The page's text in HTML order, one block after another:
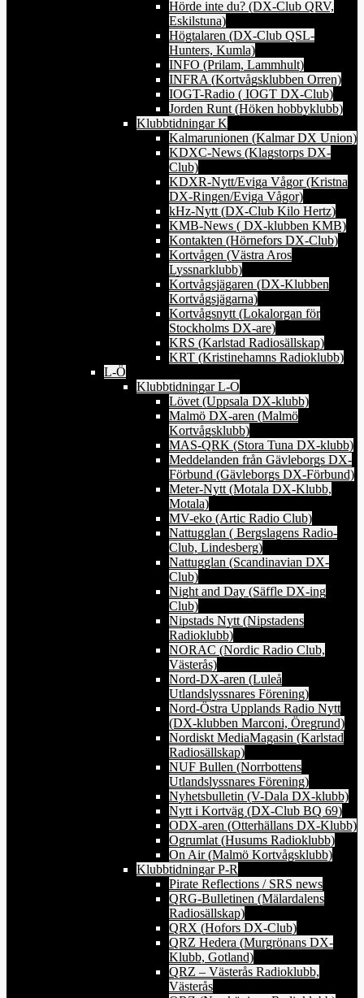
Hörde inte du? (DX-Club QRV,
Eskilstuna)
Högtalaren (DX-Club QSL-
Hunters, Kumla)
INFO (Prilam, Lammhult)
INFRA (Kortvågsklubben Orren)
IOGT-Radio ( IOGT DX-Club)
Jorden Runt (Höken hobbyklubb)
Klubbtidningar K
Kalmarunionen (Kalmar DX Union)
KDXC-News (Klagstorps DX-
Club)
KDXR-Nytt/Eviga Vågor (Kristna
DX-Ringen/Eviga Vågor)
kHz-Nytt (DX-Club Kilo Hertz)
KMB-News ( DX-klubben KMB)
Kontakten (Hörnefors DX-Club)
Kortvågen (Västra Aros
Lyssnarklubb)
Kortvågsjägaren (DX-Klubben
Kortvågsjägarna)
Kortvågsnytt (Lokalorgan för
Stockholms DX-are)
KRS (Karlstad Radiosällskap)
KRT (Kristinehamns Radioklubb)
L-Ö
Klubbtidningar L-O
Lövet (Uppsala DX-klubb)
Malmö DX-aren (Malmö
Kortvågsklubb)
MAS-QRK (Stora Tuna DX-klubb)
Meddelanden från Gävleborgs DX-
Förbund (Gävleborgs DX-Förbund)
Meter-Nytt (Motala DX-Klubb,
Motala)
MV-eko (Artic Radio Club)
Nattugglan ( Bergslagens Radio-
Club, Lindesberg)
Nattugglan (Scandinavian DX-
Club)
Night and Day (Säffle DX-ing
Club)
Nipstads Nytt (Nipstadens
Radioklubb)
NORAC (Nordic Radio Club,
Västerås)
Nord-DX-aren (Luleå
Utlandslyssnares Förening)
Nord-Östra Upplands Radio Nytt
(DX-klubben Marconi, Öregrund)
Nordiskt MediaMagasin (Karlstad
Radiosällskap)
NUF Bullen (Norrbottens
Utlandslyssnares Förening)
Nyhetsbulletin (V-Dala DX-klubb)
Nytt i Kortväg (DX-Club BQ 69)
ODX-aren (Otterhällans DX-Klubb)
Ogrumlat (Husums Radioklubb)
On Air (Malmö Kortvågsklubb)
Klubbtidningar P-R
Pirate Reflections / SRS news
QRG-Bulletinen (Mälardalens
Radiosällskap)
QRX (Hofors DX-Club)
QRZ Hedera (Murgrönans DX-
Klubb, Gotland)
QRZ – Västerås Radioklubb,
Västerås